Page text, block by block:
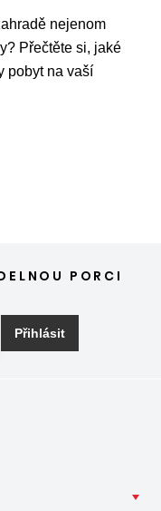
nejenom
Přečtěte si, jaké
pobyt na vaší
PORCI
Přihlásit